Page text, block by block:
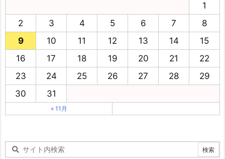
1
2
3 4 5 6 7
8
9
10 11 12 13 14
15
16
17 18 19 20 21
22
23
24 25 26 27 28
29
30
31
« 11月